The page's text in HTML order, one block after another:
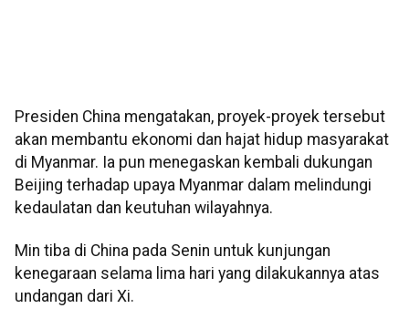
Presiden China mengatakan, proyek-proyek tersebut
akan membantu ekonomi dan hajat hidup masyarakat
di Myanmar. Ia pun menegaskan kembali dukungan
Beijing terhadap upaya Myanmar dalam melindungi
kedaulatan dan keutuhan wilayahnya.
Min tiba di China pada Senin untuk kunjungan
kenegaraan selama lima hari yang dilakukannya atas
undangan dari Xi.